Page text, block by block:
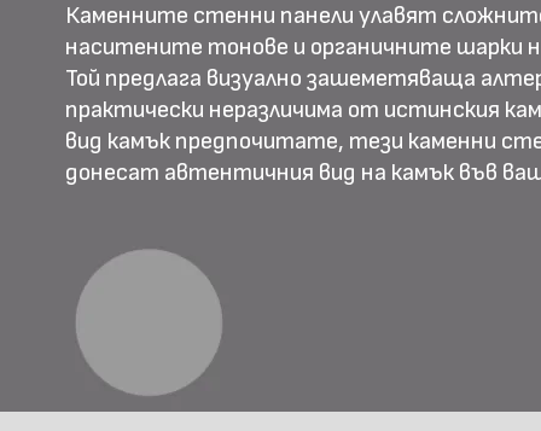
Каменните стенни панели улавят
наситените тонове и органичните шарки
Той предлага визуално зашеметяваща
практически неразличима от истинския
вид камък предпочитате, тези каменни
донесат автентичния вид на камък във